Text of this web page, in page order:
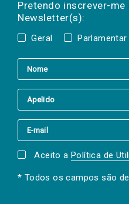
Pretendo inscrever-
Newsletter(s):
Geral Parlamentar
a(s) newsletter(s).
Aceito a Política de
* Todos os campos são